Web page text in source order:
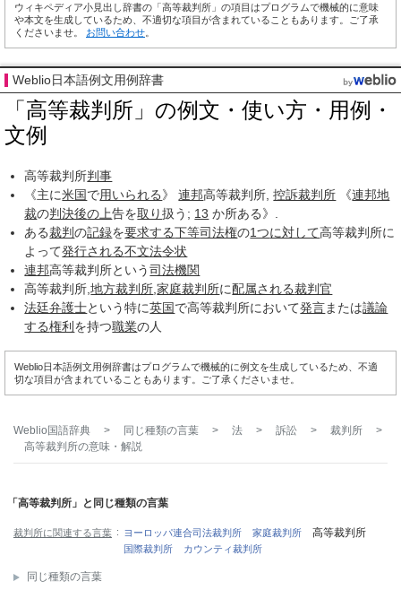
ウィキペディア小見出し辞書の「高等裁判所」の項目はプログラムで機械的に意味
や本文を生成しているため、不適切な項目が含まれていることもあります。ご了承
くださいませ。 お問い合わせ
Weblio日本語例文用例辞書
「高等裁判所」の例文・使い方・用例・
文例
高等裁判所判事
《主に米国で用いられる》連邦高等裁判所,控訴裁判所 《連邦地
裁の判決後の上告を取り扱う; 13 か所ある》.
ある裁判の記録を要求する下等司法権の1つに対して高等裁判所に
よって発行される不文法令状
連邦高等裁判所という司法機関
高等裁判所,地方裁判所,家庭裁判所に配属される裁判官
法廷弁護士という特に英国で高等裁判所において発言または議論
する権利 を持つ職業の人
Weblio日本語例文用例辞書はプログラムで機械的に例文を生成しているため、不適
切な項目が含まれていることもあります。ご了承くださいませ。
Weblio国語辞典 > 同じ種類の言葉 > 法 > 訴訟 > 裁判所
>
高等裁判所の意味・解説
「高等裁判所」と同じ種類の言葉
裁判所に関連する言葉 ヨーロッパ連合司法裁判所 家庭裁判所 高等裁判所
国際裁判所 カウンティ裁判所
同じ種類の言葉